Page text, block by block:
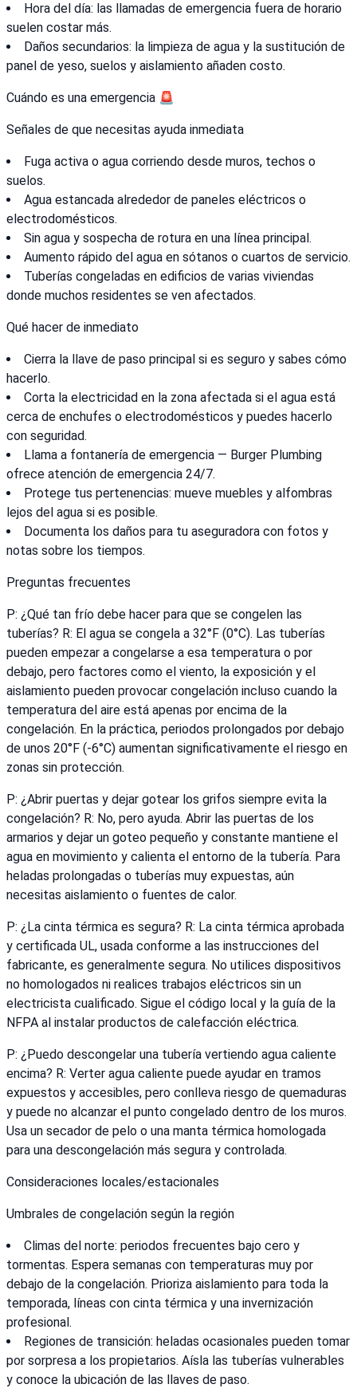
Hora del día: las llamadas de emergencia fuera de horario
suelen costar más.
Daños secundarios: la limpieza de agua y la sustitución de
panel de yeso, suelos y aislamiento añaden costo.
Cuándo es una emergencia 🚨
Señales de que necesitas ayuda inmediata
Fuga activa o agua corriendo desde muros, techos o
suelos.
Agua estancada alrededor de paneles eléctricos o
electrodomésticos.
Sin agua y sospecha de rotura en una línea principal.
Aumento rápido del agua en sótanos o cuartos de servicio.
Tuberías congeladas en edificios de varias viviendas
donde muchos residentes se ven afectados.
Qué hacer de inmediato
Cierra la llave de paso principal si es seguro y sabes cómo
hacerlo.
Corta la electricidad en la zona afectada si el agua está
cerca de enchufes o electrodomésticos y puedes hacerlo
con seguridad.
Llama a fontanería de emergencia — Burger Plumbing
ofrece atención de emergencia 24/7.
Protege tus pertenencias: mueve muebles y alfombras
lejos del agua si es posible.
Documenta los daños para tu aseguradora con fotos y
notas sobre los tiempos.
Preguntas frecuentes
P: ¿Qué tan frío debe hacer para que se congelen las
tuberías? R: El agua se congela a 32°F (0°C). Las tuberías
pueden empezar a congelarse a esa temperatura o por
debajo, pero factores como el viento, la exposición y el
aislamiento pueden provocar congelación incluso cuando la
temperatura del aire está apenas por encima de la
congelación. En la práctica, periodos prolongados por debajo
de unos 20°F (-6°C) aumentan significativamente el riesgo en
zonas sin protección.
P: ¿Abrir puertas y dejar gotear los grifos siempre evita la
congelación? R: No, pero ayuda. Abrir las puertas de los
armarios y dejar un goteo pequeño y constante mantiene el
agua en movimiento y calienta el entorno de la tubería. Para
heladas prolongadas o tuberías muy expuestas, aún
necesitas aislamiento o fuentes de calor.
P: ¿La cinta térmica es segura? R: La cinta térmica aprobada
y certificada UL, usada conforme a las instrucciones del
fabricante, es generalmente segura. No utilices dispositivos
no homologados ni realices trabajos eléctricos sin un
electricista cualificado. Sigue el código local y la guía de la
NFPA al instalar productos de calefacción eléctrica.
P: ¿Puedo descongelar una tubería vertiendo agua caliente
encima? R: Verter agua caliente puede ayudar en tramos
expuestos y accesibles, pero conlleva riesgo de quemaduras
y puede no alcanzar el punto congelado dentro de los muros.
Usa un secador de pelo o una manta térmica homologada
para una descongelación más segura y controlada.
Consideraciones locales/estacionales
Umbrales de congelación según la región
Climas del norte: periodos frecuentes bajo cero y
tormentas. Espera semanas con temperaturas muy por
debajo de la congelación. Prioriza aislamiento para toda la
temporada, líneas con cinta térmica y una invernización
profesional.
Regiones de transición: heladas ocasionales pueden tomar
por sorpresa a los propietarios. Aísla las tuberías vulnerables
y conoce la ubicación de las llaves de paso.